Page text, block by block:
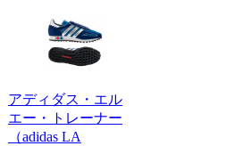
アディダス・エル
エー・トレーナー
（adidas LA